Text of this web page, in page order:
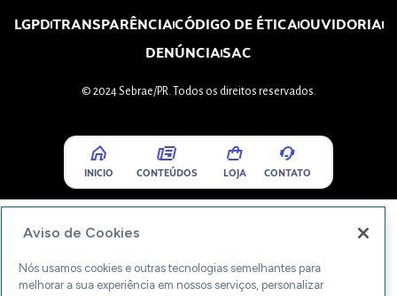
LGPDTRANSPARÊNCIACÓDIGO DE ÉTICAOUVIDORIA
DENÚNCIASAC
© 2024 Sebrae/PR. Todos os direitos reservados.
INICIO CONTEÚDOS LOJA CONTATO
Aviso de Cookies
Nós usamos cookies e outras tecnologias semelhantes para
melhorar a sua experiência em nossos serviços, personalizar